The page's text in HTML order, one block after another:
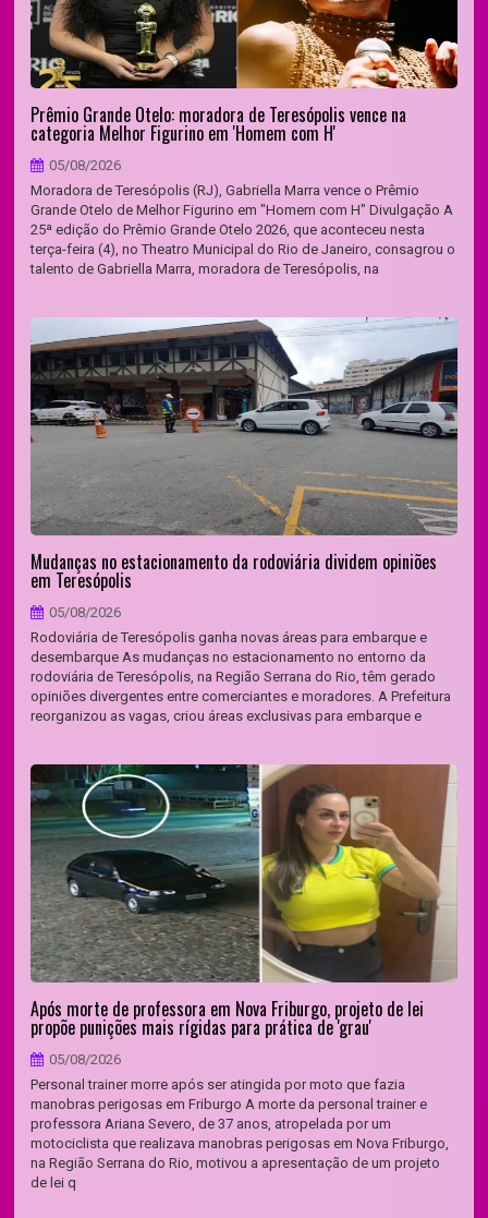
Prêmio Grande Otelo: moradora de Teresópolis vence na
categoria Melhor Figurino em 'Homem com H'
05/08/2026
Moradora de Teresópolis (RJ), Gabriella Marra vence o Prêmio
Grande Otelo de Melhor Figurino em "Homem com H" Divulgação A
25ª edição do Prêmio Grande Otelo 2026, que aconteceu nesta
terça-feira (4), no Theatro Municipal do Rio de Janeiro, consagrou o
talento de Gabriella Marra, moradora de Teresópolis, na
Mudanças no estacionamento da rodoviária dividem opiniões
em Teresópolis
05/08/2026
Rodoviária de Teresópolis ganha novas áreas para embarque e
desembarque As mudanças no estacionamento no entorno da
rodoviária de Teresópolis, na Região Serrana do Rio, têm gerado
opiniões divergentes entre comerciantes e moradores. A Prefeitura
reorganizou as vagas, criou áreas exclusivas para embarque e
Após morte de professora em Nova Friburgo, projeto de lei
propõe punições mais rígidas para prática de 'grau'
05/08/2026
Personal trainer morre após ser atingida por moto que fazia
manobras perigosas em Friburgo A morte da personal trainer e
professora Ariana Severo, de 37 anos, atropelada por um
motociclista que realizava manobras perigosas em Nova Friburgo,
na Região Serrana do Rio, motivou a apresentação de um projeto
de lei q